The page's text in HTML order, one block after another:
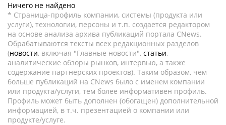
Ничего не найдено
* Страница-профиль компании, системы (продукта или
услуги), технологии, персоны и т.п. создается редактором
на основе анализа архива публикаций портала CNews.
Обрабатываются тексты всех редакционных разделов
(новости, включая "Главные новости", статьи,
аналитические обзоры рынков, интервью, а также
содержание партнёрских проектов). Таким образом, чем
больше публикаций на CNews было с именем компании
или продукта/услуги, тем более информативен профиль.
Профиль может быть дополнен (обогащен) дополнительной
информацией, в т.ч. презентацией о компании или
продукте/услуге.